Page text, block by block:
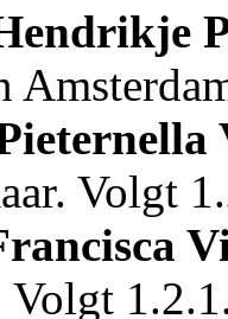
. Volgt
Volgt